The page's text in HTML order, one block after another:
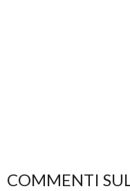
COMMENTI